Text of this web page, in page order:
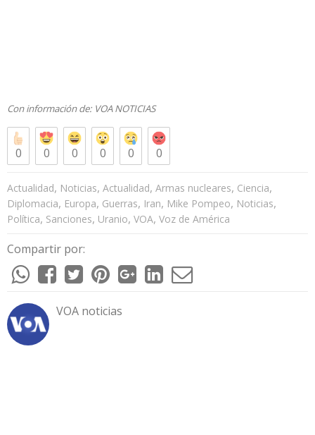
Con información de: VOA NOTICIAS
0 0 0 0 0 0
Actualidad, Noticias, Actualidad, Armas nucleares, Ciencia,
Diplomacia, Europa, Guerras, Iran, Mike Pompeo, Noticias,
Política, Sanciones, Uranio, VOA, Voz de América
Compartir por:
VOA noticias